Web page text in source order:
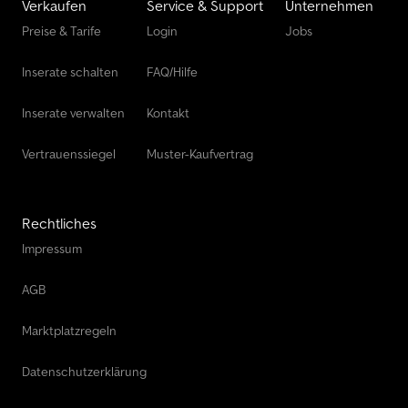
Übereinstimmungsbescheinigung) - keine Weiteren
unerwünschten Kosten - Ablastung gegen Aufpreis möglich
Sie auf unserer Homepage. Diese darf ich nicht direkt verlinken,
eingeben. Fotos können optionales Zubehör zeigen. Irrtümer,
Verkaufen
Preise & Tarife
Inserate schalten
Inserate verwalten
Vertrauenssiegel
Service & Support
Login
FAQ/Hilfe
Kontakt
Muster-Kaufvertrag
Unternehmen
Jobs
Rechtliches
Impressum
AGB
Marktplatzregeln
Datenschutzerklärung